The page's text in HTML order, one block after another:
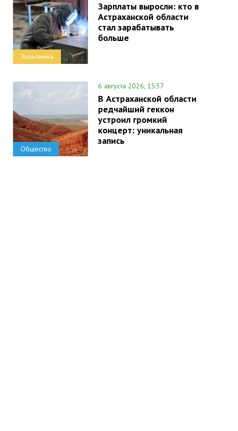
Экономика
Зарплаты выросли: кто в
Астраханской области
стал зарабатывать
больше
Общество
6 августа 2026, 15:37
В Астраханской области
редчайший геккон
устроил громкий
концерт: уникальная
запись